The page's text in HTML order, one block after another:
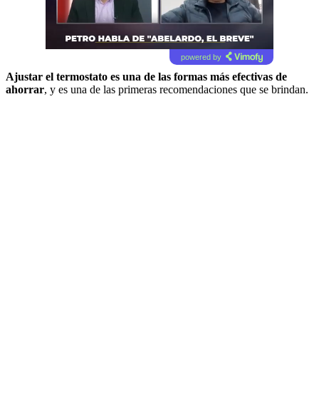
powered by
Ajustar el termostato es una de las formas más efectivas de
ahorrar, y es una de las primeras recomendaciones que se brindan.